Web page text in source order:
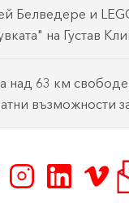
Белведере и
на Густав
над 63 км
възможности